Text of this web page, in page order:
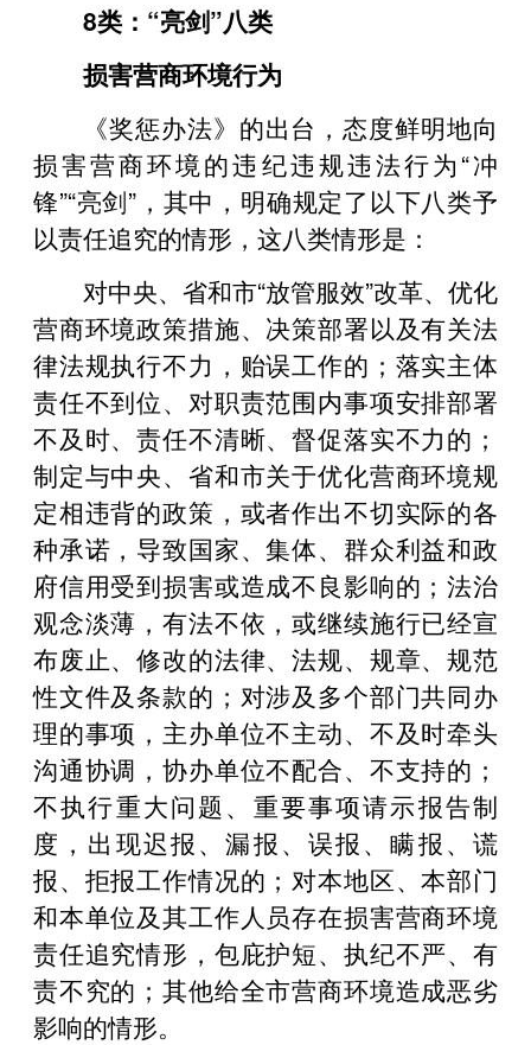
8类：“亮剑”八类
损害营商环境行为
《奖惩办法》的出台，态度鲜明地向
损害营商环境的违纪违规违法行为“冲
锋”“亮剑”，其中，明确规定了以下八类予
以责任追究的情形，这八类情形是：
对中央、省和市“放管服效”改革、优化
营商环境政策措施、决策部署以及有关法
律法规执行不力，贻误工作的；落实主体
责任不到位、对职责范围内事项安排部署
不及时、责任不清晰、督促落实不力的；
制定与中央、省和市关于优化营商环境规
定相违背的政策，或者作出不切实际的各
种承诺，导致国家、集体、群众利益和政
府信用受到损害或造成不良影响的；法治
观念淡薄，有法不依，或继续施行已经宣
布废止、修改的法律、法规、规章、规范
性文件及条款的；对涉及多个部门共同办
理的事项，主办单位不主动、不及时牵头
沟通协调，协办单位不配合、不支持的；
不执行重大问题、重要事项请示报告制
度，出现迟报、漏报、误报、瞒报、谎
报、拒报工作情况的；对本地区、本部门
和本单位及其工作人员存在损害营商环境
责任追究情形，包庇护短、执纪不严、有
责不究的；其他给全市营商环境造成恶劣
影响的情形。